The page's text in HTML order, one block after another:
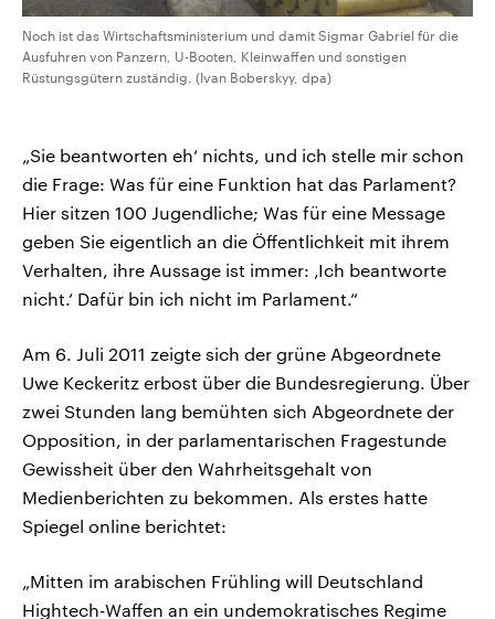
Noch ist das Wirtschaftsministerium und damit Sigmar Gabriel für die
Ausfuhren von Panzern, U-Booten, Kleinwaffen und sonstigen
Rüstungsgütern zuständig. (Ivan Boberskyy, dpa)
„Sie beantworten eh‘ nichts, und ich stelle mir schon
die Frage: Was für eine Funktion hat das Parlament?
Hier sitzen 100 Jugendliche; Was für eine Message
geben Sie eigentlich an die Öffentlichkeit mit ihrem
Verhalten, ihre Aussage ist immer: ‚Ich beantworte
nicht.‘ Dafür bin ich nicht im Parlament.“
Am 6. Juli 2011 zeigte sich der grüne Abgeordnete
Uwe Keckeritz erbost über die Bundesregierung. Über
zwei Stunden lang bemühten sich Abgeordnete der
Opposition, in der parlamentarischen Fragestunde
Gewissheit über den Wahrheitsgehalt von
Medienberichten zu bekommen. Als erstes hatte
Spiegel online berichtet:
„Mitten im arabischen Frühling will Deutschland
Hightech-Waffen an ein undemokratisches Regime